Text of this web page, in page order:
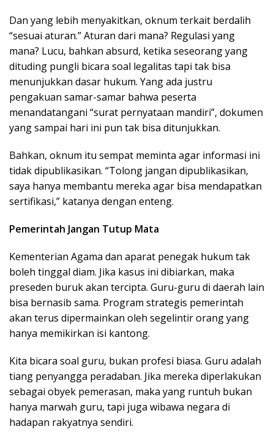
Dan yang lebih menyakitkan, oknum terkait berdalih
“sesuai aturan.” Aturan dari mana? Regulasi yang
mana? Lucu, bahkan absurd, ketika seseorang yang
dituding pungli bicara soal legalitas tapi tak bisa
menunjukkan dasar hukum. Yang ada justru
pengakuan samar-samar bahwa peserta
menandatangani “surat pernyataan mandiri”, dokumen
yang sampai hari ini pun tak bisa ditunjukkan.
Bahkan, oknum itu sempat meminta agar informasi ini
tidak dipublikasikan. “Tolong jangan dipublikasikan,
saya hanya membantu mereka agar bisa mendapatkan
sertifikasi,” katanya dengan enteng.
Pemerintah Jangan Tutup Mata
Kementerian Agama dan aparat penegak hukum tak
boleh tinggal diam. Jika kasus ini dibiarkan, maka
preseden buruk akan tercipta. Guru-guru di daerah lain
bisa bernasib sama. Program strategis pemerintah
akan terus dipermainkan oleh segelintir orang yang
hanya memikirkan isi kantong.
Kita bicara soal guru, bukan profesi biasa. Guru adalah
tiang penyangga peradaban. Jika mereka diperlakukan
sebagai obyek pemerasan, maka yang runtuh bukan
hanya marwah guru, tapi juga wibawa negara di
hadapan rakyatnya sendiri.